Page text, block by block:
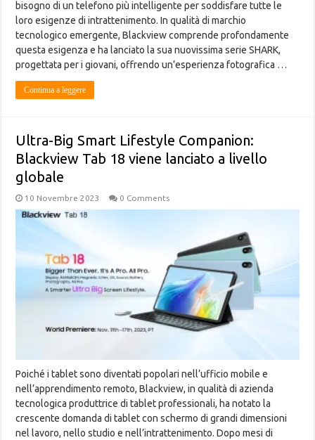
bisogno di un telefono più intelligente per soddisfare tutte le
loro esigenze di intrattenimento. In qualità di marchio
tecnologico emergente, Blackview comprende profondamente
questa esigenza e ha lanciato la sua nuovissima serie SHARK,
progettata per i giovani, offrendo un’esperienza fotografica …
Continua a leggere
Ultra-Big Smart Lifestyle Companion:
Blackview Tab 18 viene lanciato a livello
globale
10 Novembre 2023 0 Comments
Poiché i tablet sono diventati popolari nell’ufficio mobile e
nell’apprendimento remoto, Blackview, in qualità di azienda
tecnologica produttrice di tablet professionali, ha notato la
crescente domanda di tablet con schermo di grandi dimensioni
nel lavoro, nello studio e nell’intrattenimento. Dopo mesi di